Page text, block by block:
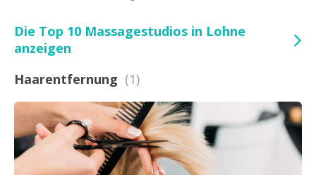
Die Top 10 Massagestudios in Lohne
anzeigen
Haarentfernung (1)